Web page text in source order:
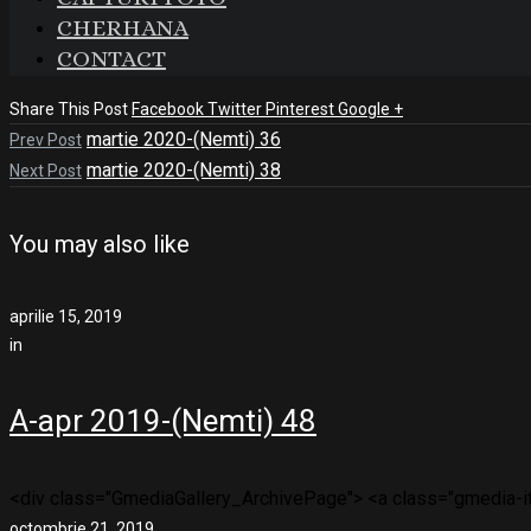
CHERHANA
CONTACT
Share This Post FacebookTwitter PinterestGoogle +
Prev Post martie 2020-(Nemti) 36
Next Post martie 2020-(Nemti) 38
You may also like
aprilie 15, 2019
in
A-apr 2019-(Nemti) 48